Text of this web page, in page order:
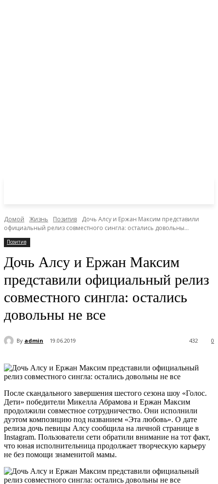
Домой Жизнь Позитив
Дочь Алсу и Ержан Максим представили
официальный релиз совместного сингла: остались довольны...
Позитив
Дочь Алсу и Ержан Максим
представили официальный релиз
совместного сингла: остались
довольны не все
By admin 19.06.2019 0
432
После скандального завершения шестого сезона шоу «Голос.
Дети» победители Микелла Абрамова и Ержан Максим
продолжили совместное сотрудничество. Они исполнили
дуэтом композицию под названием «Эта любовь». О дате
релиза дочь певицы Алсу сообщила на личной странице в
Instagram. Пользователи сети обратили внимание на тот факт,
что юная исполнительница продолжает творческую карьеру
не без помощи знаменитой мамы.